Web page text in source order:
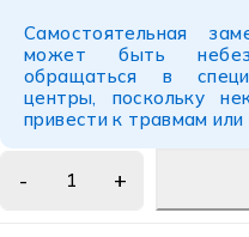
Самостоятельная
может быть
обращаться в
центры, поскольку
привести к травмам